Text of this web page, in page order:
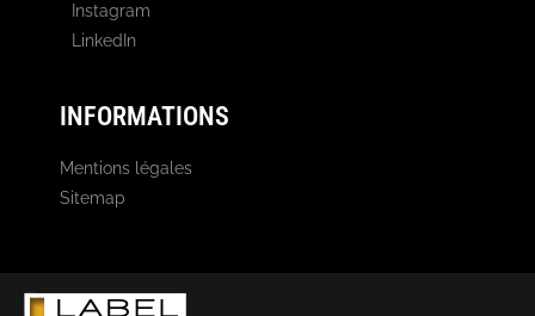
Instagram
LinkedIn
INFORMATIONS
Mentions légales
Sitemap